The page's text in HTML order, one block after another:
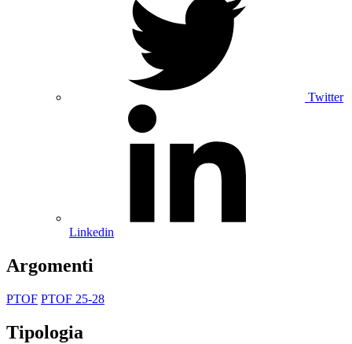
Twitter
Linkedin
Argomenti
PTOF PTOF 25-28
Tipologia